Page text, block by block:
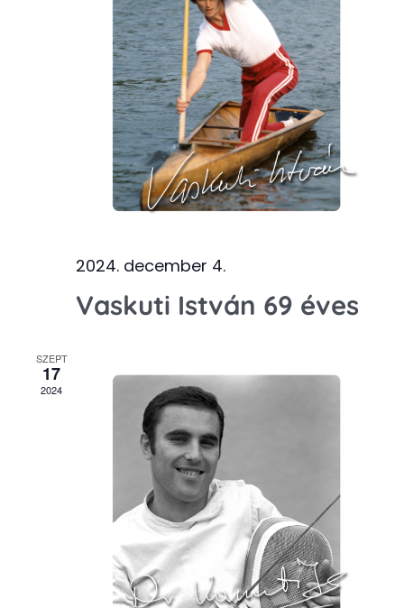
2024. december 4.
Vaskuti István 69 éves
SZEPT
17
2024